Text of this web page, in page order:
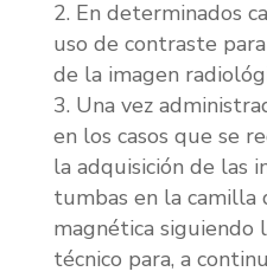
En determinados
uso de contraste
de la imagen
Una vez
en los casos que se
la adquisición de las
tumbas en la camilla
magnética siguiendo
técnico para, a